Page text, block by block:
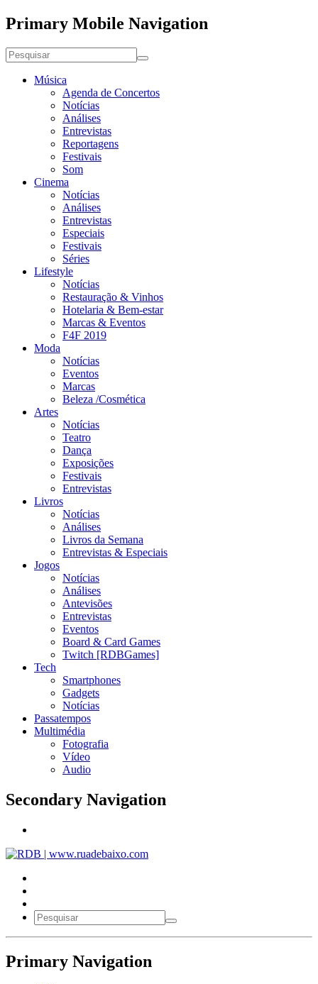
Primary Mobile Navigation
Música
Agenda de Concertos
Notícias
Análises
Entrevistas
Reportagens
Festivais
Som
Cinema
Notícias
Análises
Entrevistas
Especiais
Festivais
Séries
Lifestyle
Notícias
Restauração & Vinhos
Hotelaria & Bem-estar
Marcas & Eventos
F4F 2019
Moda
Notícias
Eventos
Marcas
Beleza /Cosmética
Artes
Notícias
Teatro
Dança
Exposições
Festivais
Entrevistas
Livros
Notícias
Análises
Livros da Semana
Entrevistas & Especiais
Jogos
Notícias
Análises
Antevisões
Entrevistas
Eventos
Board & Card Games
Twitch [RDBGames]
Tech
Smartphones
Gadgets
Notícias
Passatempos
Multimédia
Fotografia
Vídeo
Audio
Secondary Navigation
Primary Navigation